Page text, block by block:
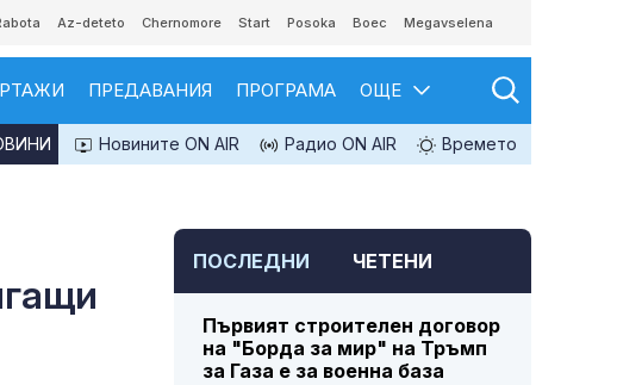
Az-deteto Chernomore Start Posoka Boec Megavselena
ПРЕДАВАНИЯ ПРОГРАМА ОЩЕ
Новините ON AIR Радио ON AIR Времето
ПОСЛЕДНИ ЧЕТЕНИ
Първият строителен договор
на "Борда за мир" на Тръмп
за Газа е за военна база